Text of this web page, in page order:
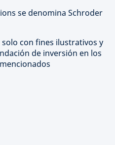
se denomina Schroder
con fines ilustrativos y
de inversión en los